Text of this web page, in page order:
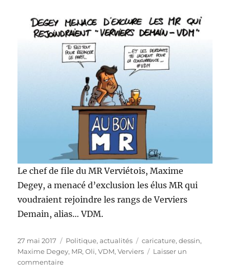
Le chef de file du MR Verviétois, Maxime
Degey, a menacé d’exclusion les élus MR qui
voudraient rejoindre les rangs de Verviers
Demain, alias… VDM.
Publié
le
27 mai 2017 Catégories
Politique, actualités Étiquettes
caricature,dessin,
Maxime Degey, MR,Oli,VDM,Verviers
Laisser un
commentairesur